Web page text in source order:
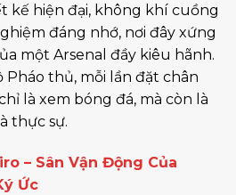
kế hiện đại, không khí cuồng
đáng nhớ, nơi đây xứng
một Arsenal đầy kiêu hãnh.
Pháo thủ, mỗi lần đặt chân
là xem bóng đá, mà còn là
thực sự.
– Sân Vận Động Của
Ức